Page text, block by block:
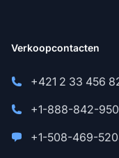
Verkoopcontacten
+421 2 33 456
+1-888-842-
+1-508-469-